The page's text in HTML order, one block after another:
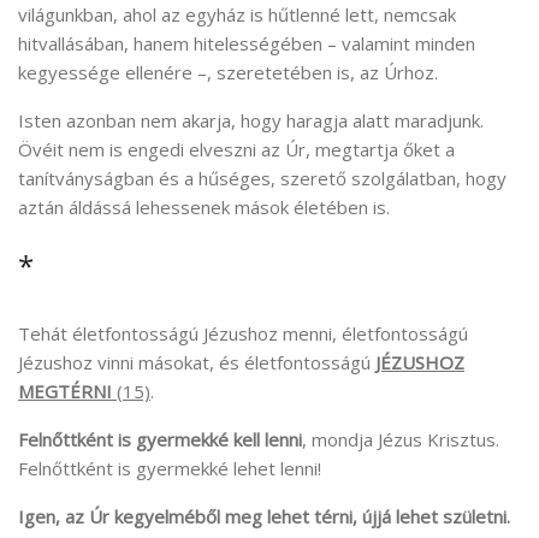
világunkban, ahol az egyház is hűtlenné lett, nemcsak
hitvallásában, hanem hitelességében – valamint minden
kegyessége ellenére –, szeretetében is, az Úrhoz.
Isten azonban nem akarja, hogy haragja alatt maradjunk.
Övéit nem is engedi elveszni az Úr, megtartja őket a
tanítványságban és a hűséges, szerető szolgálatban, hogy
aztán áldássá lehessenek mások életében is.
*
Tehát életfontosságú Jézushoz menni, életfontosságú
Jézushoz vinni másokat, és életfontosságú JÉZUSHOZ
MEGTÉRNI (15).
Felnőttként is gyermekké kell lenni, mondja Jézus Krisztus.
Felnőttként is gyermekké lehet lenni!
Igen, az Úr kegyelméből meg lehet térni, újjá lehet születni.